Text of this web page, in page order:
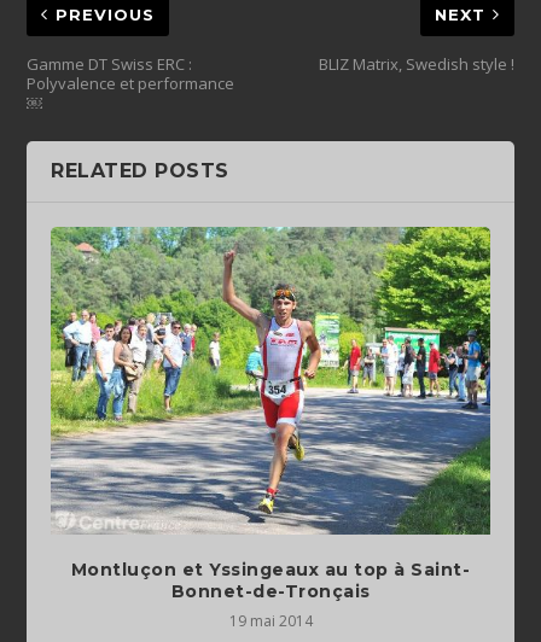
PREVIOUS
Gamme DT Swiss ERC :
Polyvalence et performance
￼
NEXT
BLIZ Matrix, Swedish style !
RELATED POSTS
Montluçon et Yssingeaux au top à Saint-
Bonnet-de-Tronçais
19 mai 2014